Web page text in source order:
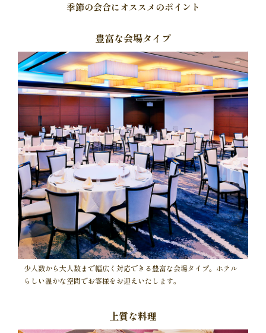
季節の会合にオススメのポイント
豊富な会場タイプ
少人数から大人数まで幅広く対応できる豊富な会場タイプ。ホテル
らしい温かな空間でお客様をお迎えいたします。
上質な料理